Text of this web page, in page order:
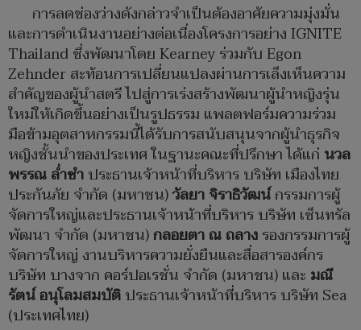
การลดช่องว่างดังกล่าวจำเป็นต้องอาศัยความมุ่งมั่น
และการดำเนินงานอย่างต่อเนื่องโครงการอย่าง IGNITE
Thailand ซึ่งพัฒนาโดย Kearney ร่วมกับ Egon
Zehnder สะท้อนการเปลี่ยนแปลงผ่านการเล็งเห็นความ
สำคัญของผู้นำสตรี ไปสู่การเร่งสร้างพัฒนาผู้นำหญิงรุ่น
ใหม่ให้เกิดขึ้นอย่างเป็นรูปธรรม แพลตฟอร์มความร่วม
มือข้ามอุตสาหกรรมนี้ได้รับการสนับสนุนจากผู้นำธุรกิจ
หญิงชั้นนำของประเทศ ในฐานะคณะที่ปรึกษา ได้แก่ นวล
พรรณ ล่ำซำประธานเจ้าหน้าที่บริหาร บริษัท เมืองไทย
ประกันภัย จำกัด (มหาชน)วัลยา จิราธิวัฒน์กรรมการผู้
จัดการใหญ่และประธานเจ้าหน้าที่บริหาร บริษัท เซ็นทรัล
พัฒนา จำกัด (มหาชน)กลอยตา ณ ถลางรองกรรมการผู้
จัดการใหญ่ งานบริหารความยั่งยืนและสื่อสารองค์กร
บริษัท บางจาก คอร์ปอเรชั่น จำกัด (มหาชน) และ มณี
รัตน์ อนุโลมสมบัติประธานเจ้าหน้าที่บริหาร บริษัท Sea
(ประเทศไทย)